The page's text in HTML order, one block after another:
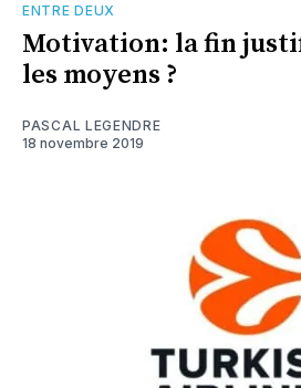
ENTRE DEUX
Motivation: la fin
les moyens ?
PASCAL LEGENDRE
18 novembre 2019